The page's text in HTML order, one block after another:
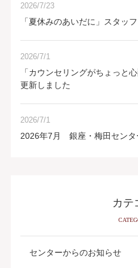
2026/7/23
「夏休みのあいだに」スタッ
2026/7/1
「カウンセリングがちょっと
更新しました
2026/7/1
2026年7月 銀座・梅田センタ
カテ
センターからのお知らせ